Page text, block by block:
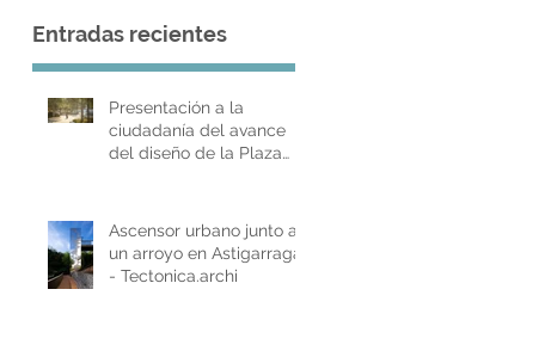
Entradas recientes
Presentación a la
ciudadanía del avance
del diseño de la Plaza
Ascensor urbano junto a
un arroyo en Astigarraga
- Tectonica.archi